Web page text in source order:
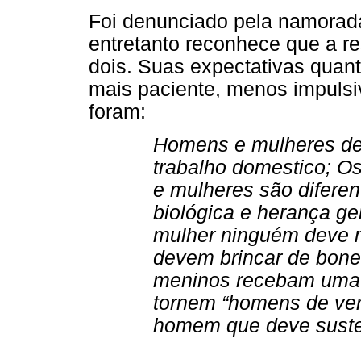
Foi denunciado pela
entretanto reconhece que a
dois. Suas expectativas
mais paciente, menos
foram:
Homens e mulheres
trabalho domestico;
e mulheres são
biológica e herança
mulher ninguém deve
devem brincar de
meninos recebam
tornem “homens de
homem que deve